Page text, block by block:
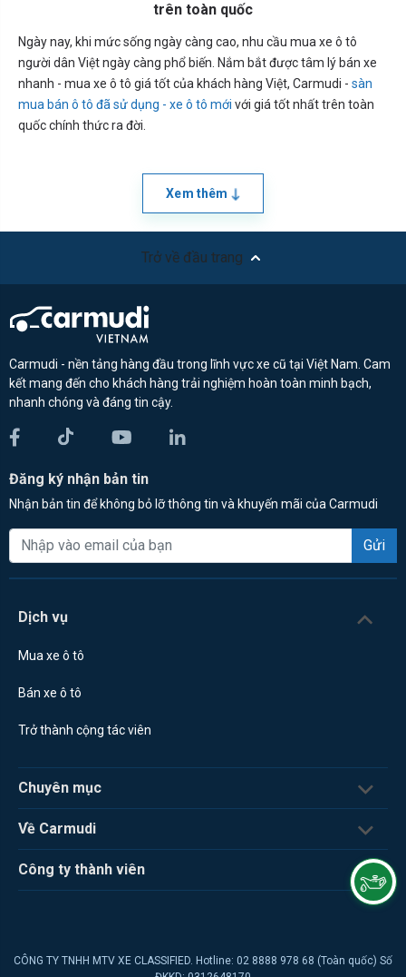
trên toàn quốc
Ngày nay, khi mức sống ngày càng cao, nhu cầu mua xe ô tô
người dân Việt ngày càng phổ biến. Nắm bắt được tâm lý bán xe
nhanh - mua xe ô tô giá tốt của khách hàng Việt, Carmudi - sàn
mua bán ô tô đã sử dụng - xe ô tô mới với giá tốt nhất trên toàn
quốc chính thức ra đời.
Xem thêm
Trở về đầu trang
Carmudi - nền tảng hàng đầu trong lĩnh vực xe cũ tại Việt Nam. Cam
kết mang đến cho khách hàng trải nghiệm hoàn toàn minh bạch,
nhanh chóng và đáng tin cậy.
Đăng ký nhận bản tin
Nhận bản tin để không bỏ lỡ thông tin và khuyến mãi của Carmudi
Gửi
Dịch vụ
Mua xe ô tô
Bán xe ô tô
Trở thành cộng tác viên
Chuyên mục
Về Carmudi
Công ty thành viên
CÔNG TY TNHH MTV XE CLASSIFIED. Hotline: 02 8888 978 68 (Toàn quốc) Số